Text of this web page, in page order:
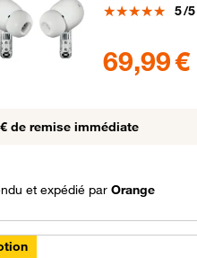
Note
5/5
69,99 €
de remise immédiate
et expédié parOrange